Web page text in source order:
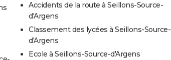
Accidents de la route à Seillons-Source-
d'Argens
Classement des lycées à Seillons-Source-
d'Argens
Ecole à Seillons-Source-d'Argens